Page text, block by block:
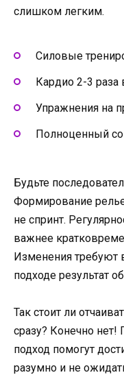
слишком легким.
Силовые
Кардио 2-3
Упражнения на
Полноценный
Будьте
Формирование
не спринт.
важнее
Изменения требуют
подходе результат
Так стоит ли
сразу? Конечно
подход помогут
разумно и не